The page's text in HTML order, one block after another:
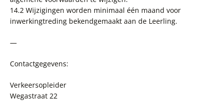
14.2 Wijzigingen worden minimaal één maand voor
inwerkingtreding bekendgemaakt aan de Leerling.
—
Contactgegevens:
Verkeersopleider
Wegastraat 22